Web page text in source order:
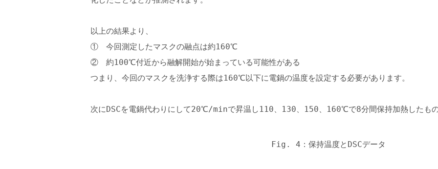
以上の結果より、
① 今回測定したマスクの融点は約160℃
② 約100℃付近から融解開始が始まっている可能性がある
つまり、今回のマスクを洗浄する際は160℃以下に電鍋の温度を設定する必要があります。
次にDSCを電鍋代わりにして20℃/minで昇温し110、130、150、160℃で8分間保持加熱したもの
Fig. 4：保持温度とDSCデータ